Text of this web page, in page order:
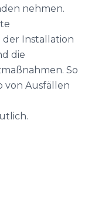
nehmen.
Installation
die
So
von Ausfällen